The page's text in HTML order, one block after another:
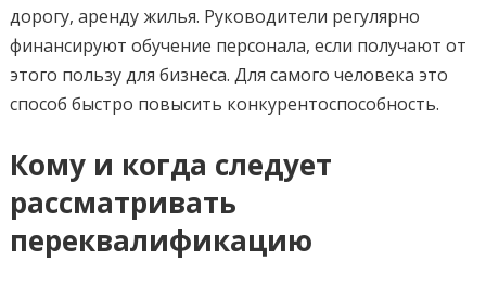
дорогу, аренду жилья. Руководители регулярно
финансируют обучение персонала, если получают от
этого пользу для бизнеса. Для самого человека это
способ быстро повысить конкурентоспособность.
Кому и когда следует
рассматривать
переквалификацию